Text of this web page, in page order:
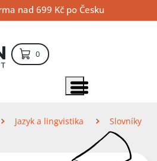
nad 699 Kč po Česku
0položek – košík
Zobrazit položky menu
Jazyk a lingvistika
Slovníky